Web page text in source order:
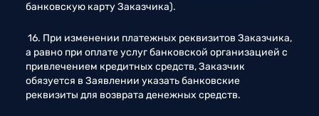
банковскую карту Заказчика).
а равно при оплате услуг банковской организацией с
привлечением кредитных средств, Заказчик
обязуется в Заявлении указать банковские
реквизиты для возврата денежных средств.